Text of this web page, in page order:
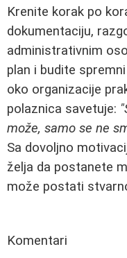
Krenite korak po
dokumentaciju,
administrativnim
plan i budite
oko organizacije
polaznica savetuje:
može, samo se ne
Sa dovoljno
želja da postanete
može postati
Komentari